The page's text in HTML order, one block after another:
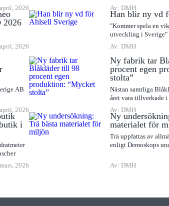
2026 Av: DMH
2026
2026
Han blir ny vd
"Kommer spela en
utveckling i Sverige"
Av: DMH
AB
2026
Ny fabrik tar
procent egen
stolta”
Nästan samtliga
året vara tillverkade i
Av: DMH
i
2026
Ny
materialet för
Trä uppfattas av
enligt Demoskops
Av: DMH